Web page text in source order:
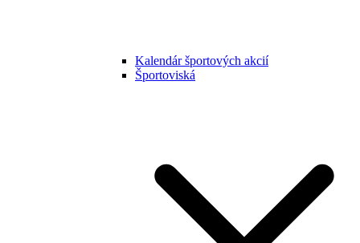
Kalendár športových akcií
Športoviská